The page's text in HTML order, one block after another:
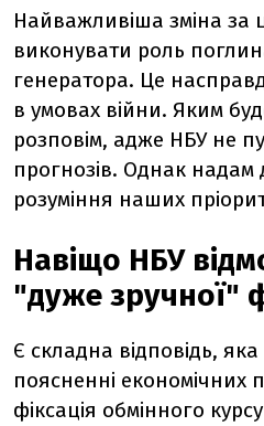
Найважливіша зміна за
виконувати роль
генератора. Це
в умовах війни. Яким
розповім, адже НБУ не
прогнозів. Однак
розуміння наших
Навіщо НБУ
"дуже зручної"
Є складна відповідь,
поясненні економічних
фіксація обмінного